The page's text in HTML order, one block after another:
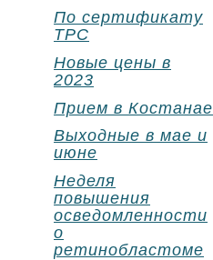
По сертификату
ТРС
Новые цены в
2023
Прием в Костанае
Выходные в мае и
июне
Неделя
повышения
осведомленности
о
ретинобластоме